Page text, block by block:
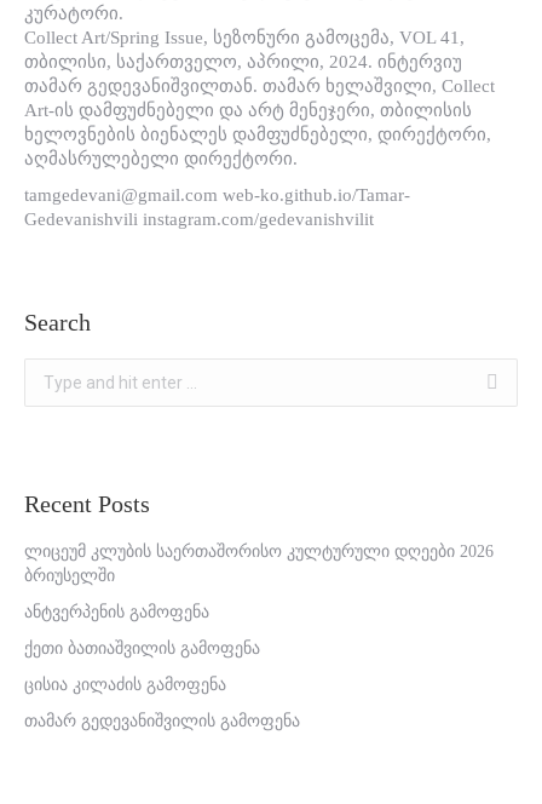
კურატორი.
Collect Art/Spring Issue, სეზონური გამოცემა, VOL 41,
თბილისი, საქართველო, აპრილი, 2024. ინტერვიუ
თამარ გედევანიშვილთან. თამარ ხელაშვილი, Collect
Art-ის დამფუძნებელი და არტ მენეჯერი, თბილისის
ხელოვნების ბიენალეს დამფუძნებელი, დირექტორი,
აღმასრულებელი დირექტორი.
tamgedevani@gmail.com web-ko.github.io/Tamar-
Gedevanishvili instagram.com/gedevanishvilit
Search
Recent Posts
ლიცეუმ კლუბის საერთაშორისო კულტურული დღეები 2026
ბრიუსელში
ანტვერპენის გამოფენა
ქეთი ბათიაშვილის გამოფენა
ცისია კილაძის გამოფენა
თამარ გედევანიშვილის გამოფენა